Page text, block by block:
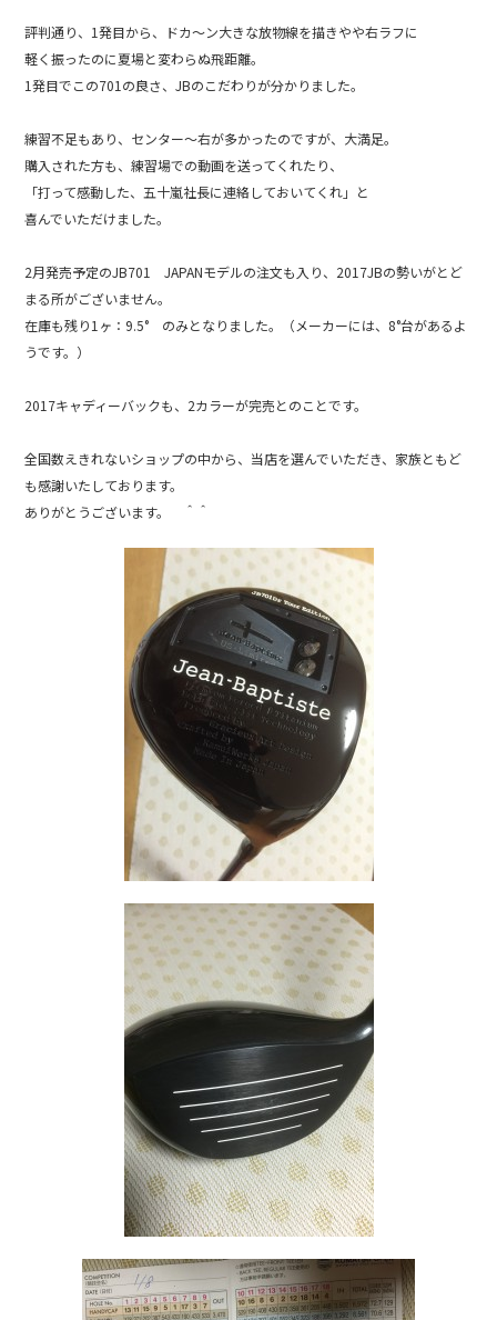
k
評判通り、1発目から、ドカ～ン大きな放物線を描きやや右ラフに
軽く振ったのに夏場と変わらぬ飛距離。
1発目でこの701の良さ、JBのこだわりが分かりました。
練習不足もあり、センター～右が多かったのですが、大満足。
購入された方も、練習場での動画を送ってくれたり、
「打って感動した、五十嵐社長に連絡しておいてくれ」と
喜んでいただけました。
2月発売予定のJB701 JAPANモデルの注文も入り、2017JBの勢いがとど
まる所がございません。
在庫も残り1ヶ：9.5° のみとなりました。（メーカーには、8°台があるよ
うです。）
2017キャディーバックも、2カラーが完売とのことです。
全国数えきれないショップの中から、当店を選んでいただき、家族ともど
も感謝いたしております。
ありがとうございます。 ＾＾